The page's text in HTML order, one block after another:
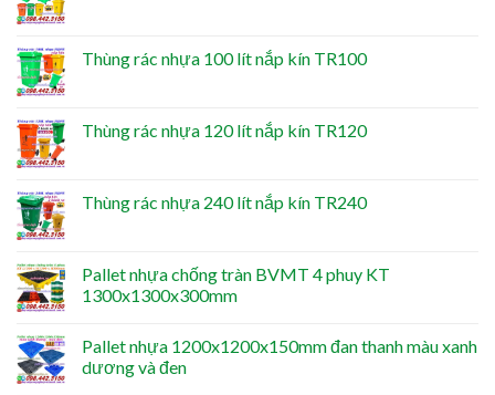
Thùng rác nhựa 100 lít nắp kín TR100
Thùng rác nhựa 120 lít nắp kín TR120
Thùng rác nhựa 240 lít nắp kín TR240
Pallet nhựa chống tràn BVMT 4 phuy KT
1300x1300x300mm
Pallet nhựa 1200x1200x150mm đan thanh màu xanh
dương và đen